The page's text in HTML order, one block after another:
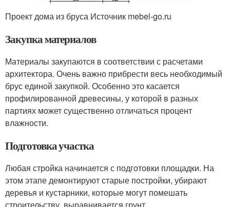
Проект дома из бруса Источник mebel-go.ru
Закупка материалов
Материалы закупаются в соответствии с расчетами
архитектора. Очень важно прибрести весь необходимый
брус единой закупкой. Особенно это касается
профилированной древесины, у которой в разных
партиях может существенно отличаться процент
влажности.
Подготовка участка
Любая стройка начинается с подготовки площадки. На
этом этапе демонтируют старые постройки, убирают
деревья и кустарники, которые могут помешать